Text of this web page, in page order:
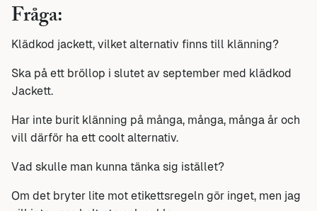
Fråga:
Klädkod jackett, vilket alternativ finns till klänning?
Ska på ett bröllop i slutet av september med klädkod
Jackett.
Har inte burit klänning på många, många, många år och
vill därför ha ett coolt alternativ.
Vad skulle man kunna tänka sig istället?
Om det bryter lite mot etikettsregeln gör inget, men jag